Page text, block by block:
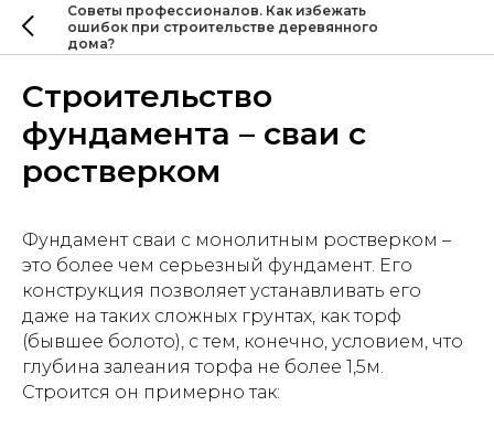
Советы профессионалов. Как избежать
ошибок при строительстве деревянного
дома?
Строительство
фундамента – сваи с
ростверком
Фундамент сваи с монолитным ростверком –
это более чем серьезный фундамент. Его
конструкция позволяет устанавливать его
даже на таких сложных грунтах, как торф
(бывшее болото), с тем, конечно, условием, что
глубина залеания торфа не более 1,5м.
Строится он примерно так: